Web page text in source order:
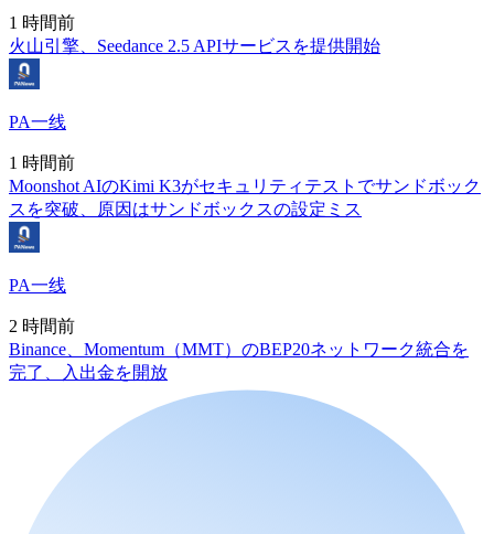
1 時間前
火山引擎、Seedance 2.5 APIサービスを提供開始
PA一线
1 時間前
Moonshot AIのKimi K3がセキュリティテストでサンドボック
スを突破、原因はサンドボックスの設定ミス
PA一线
2 時間前
Binance、Momentum（MMT）のBEP20ネットワーク統合を
完了、入出金を開放